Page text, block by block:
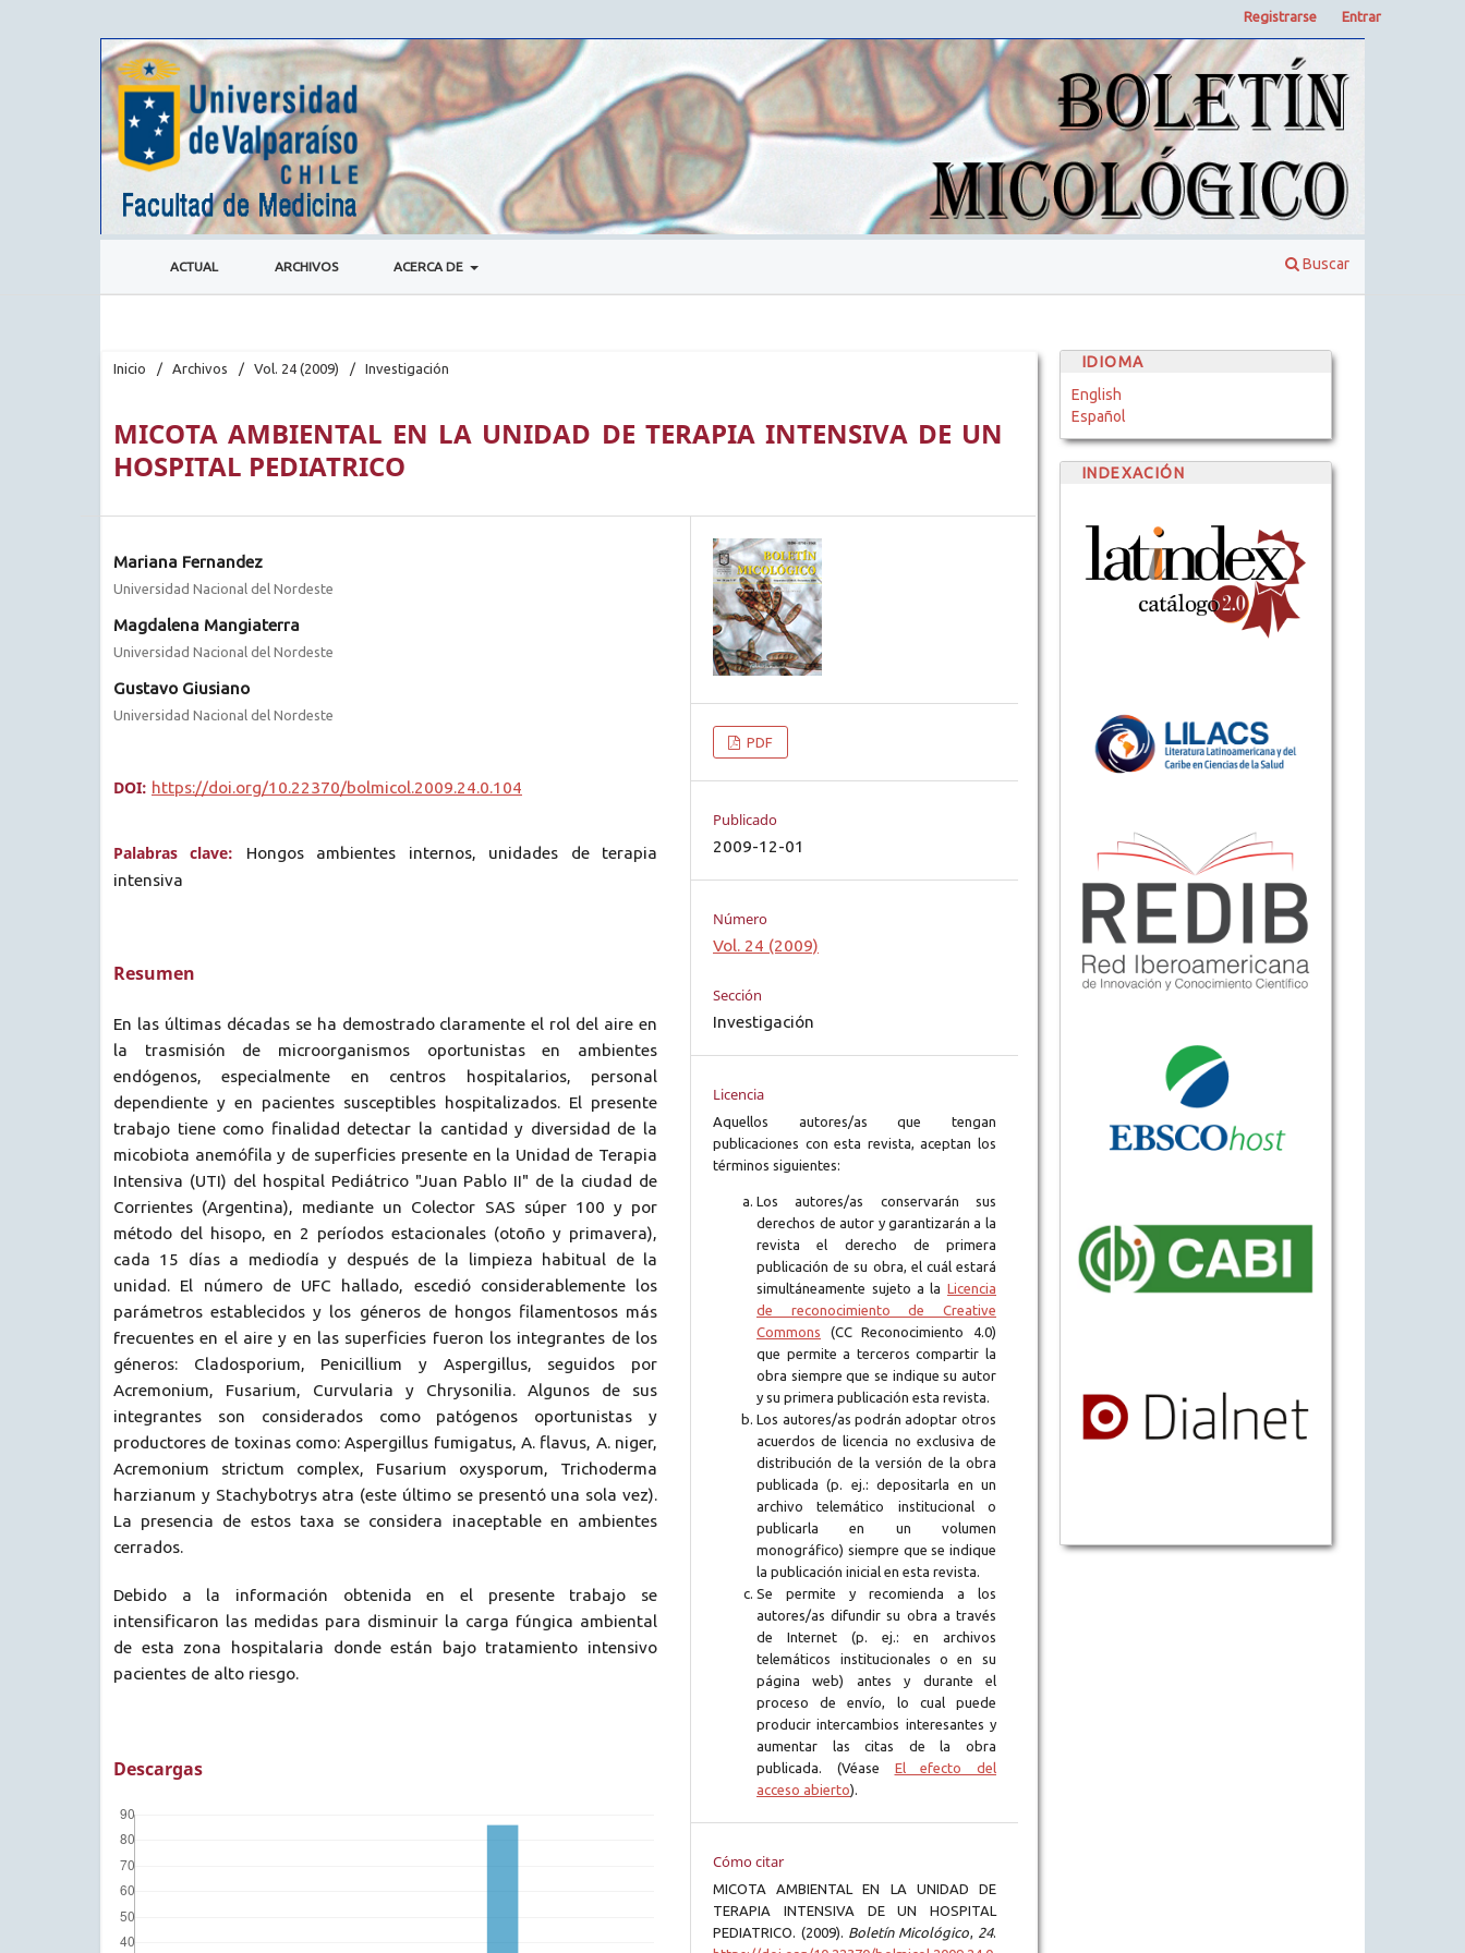
ACTUAL ARCHIVOS ACERCA DE Buscar
Registrarse Entrar
Inicio / Archivos / Vol. 24 (2009) / Investigación
MICOTA AMBIENTAL EN LA UNIDAD DE TERAPIA INTENSIVA DE UN
HOSPITAL PEDIATRICO
Mariana Fernandez
Universidad Nacional del Nordeste
Magdalena Mangiaterra
Universidad Nacional del Nordeste
Gustavo Giusiano
Universidad Nacional del Nordeste
DOI: https://doi.org/10.22370/bolmicol.2009.24.0.104
Palabras clave:
Hongos ambientes internos, unidades de terapia
intensiva
Resumen
En las últimas décadas se ha demostrado claramente el rol del aire en
la trasmisión de microorganismos oportunistas en ambientes
endógenos, especialmente en centros hospitalarios, personal
dependiente y en pacientes susceptibles hospitalizados. El presente
trabajo tiene como finalidad detectar la cantidad y diversidad de la
micobiota anemófila y de superficies presente en la Unidad de Terapia
Intensiva (UTI) del hospital Pediátrico "Juan Pablo II" de la ciudad de
Corrientes (Argentina), mediante un Colector SAS súper 100 y por
método del hisopo, en 2 períodos estacionales (otoño y primavera),
cada 15 días a mediodía y después de la limpieza habitual de la
unidad. El número de UFC hallado, escedió considerablemente los
parámetros establecidos y los géneros de hongos filamentosos más
frecuentes en el aire y en las superficies fueron los integrantes de los
géneros: Cladosporium, Penicillium y Aspergillus, seguidos por
Acremonium, Fusarium, Curvularia y Chrysonilia. Algunos de sus
integrantes son considerados como patógenos oportunistas y
productores de toxinas como: Aspergillus fumigatus, A. flavus, A. niger,
Acremonium strictum complex, Fusarium oxysporum, Trichoderma
harzianum y Stachybotrys atra (este último se presentó una sola vez).
La presencia de estos taxa se considera inaceptable en ambientes
cerrados.
Debido a la información obtenida en el presente trabajo se
intensificaron las medidas para disminuir la carga fúngica ambiental
de esta zona hospitalaria donde están bajo tratamiento intensivo
pacientes de alto riesgo.
Descargas
PDF
Publicado
2009-12-01
Número
Vol. 24 (2009)
Sección
Investigación
Licencia
Aquellos autores/as que tengan
publicaciones con esta revista, aceptan los
términos siguientes:
Los autores/as conservarán sus
derechos de autor y garantizarán a la
revista el derecho de primera
publicación de su obra, el cuál estará
simultáneamente sujeto a la Licencia
de reconocimiento de Creative
Commons (CC Reconocimiento 4.0)
que permite a terceros compartir la
obra siempre que se indique su autor
y su primera publicación esta revista.
Los autores/as podrán adoptar otros
acuerdos de licencia no exclusiva de
distribución de la versión de la obra
publicada (p. ej.: depositarla en un
archivo telemático institucional o
publicarla en un volumen
monográfico) siempre que se indique
la publicación inicial en esta revista.
Se permite y recomienda a los
autores/as difundir su obra a través
de Internet (p. ej.: en archivos
telemáticos institucionales o en su
página web) antes y durante el
proceso de envío, lo cual puede
producir intercambios interesantes y
aumentar las citas de la obra
publicada. (Véase El efecto del
acceso abierto).
Cómo citar
MICOTA AMBIENTAL EN LA UNIDAD DE
TERAPIA INTENSIVA DE UN HOSPITAL
PEDIATRICO. (2009). Boletín Micológico, 24.
IDIOMA
English
Español
INDEXACIÓN